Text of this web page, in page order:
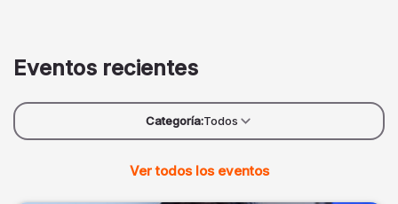
Eventos recientes
Categoría:Todos
Ver todos los eventos